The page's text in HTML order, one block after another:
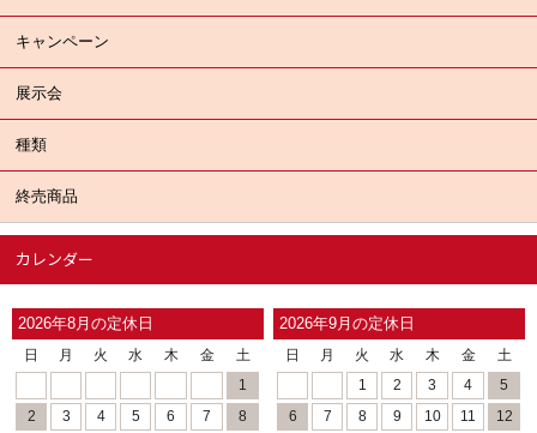
キャンペーン
展示会
種類
終売商品
カレンダー
2026年8月の定休日
日 月 火 水 木 金
土
1
2
3 4 5 6 7
8
2026年9月の定休日
日 月 火 水 木 金
土
1
2 3 4
5
6
7 8 9 10 11
12